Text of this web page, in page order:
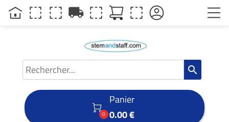
search

0
Panier
0.00 €
local_shipping